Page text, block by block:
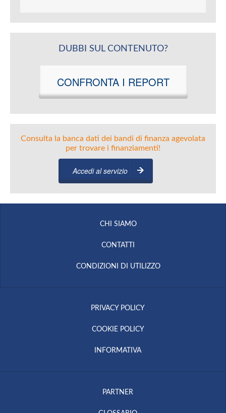
DUBBI SUL CONTENUTO?
CONFRONTA I REPORT
Consulta la banca dati dei bandi di finanza agevolata
per trovare i finanziamenti!
Accedi al servizio
CHI SIAMO
CONTATTI
CONDIZIONI DI UTILIZZO
PRIVACY POLICY
COOKIE POLICY
INFORMATIVA
PARTNER